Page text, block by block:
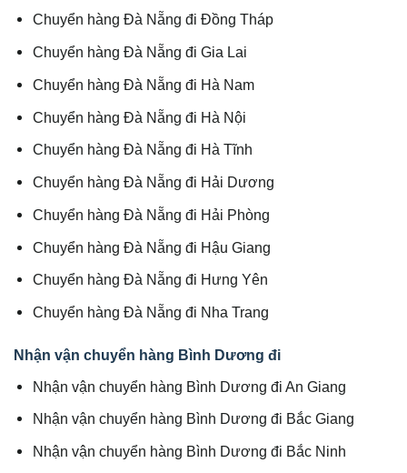
Chuyển hàng Đà Nẵng đi Đồng Tháp
Chuyển hàng Đà Nẵng đi Gia Lai
Chuyển hàng Đà Nẵng đi Hà Nam
Chuyển hàng Đà Nẵng đi Hà Nội
Chuyển hàng Đà Nẵng đi Hà Tĩnh
Chuyển hàng Đà Nẵng đi Hải Dương
Chuyển hàng Đà Nẵng đi Hải Phòng
Chuyển hàng Đà Nẵng đi Hậu Giang
Chuyển hàng Đà Nẵng đi Hưng Yên
Chuyển hàng Đà Nẵng đi Nha Trang
Nhận vận chuyển hàng Bình Dương đi
Nhận vận chuyển hàng Bình Dương đi An Giang
Nhận vận chuyển hàng Bình Dương đi Bắc Giang
Nhận vận chuyển hàng Bình Dương đi Bắc Ninh